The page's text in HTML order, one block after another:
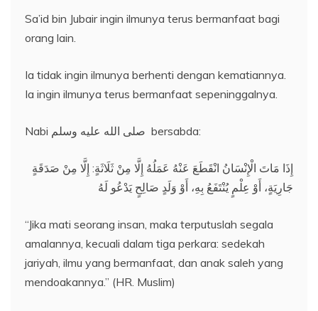
Sa’id bin Jubair ingin ilmunya terus bermanfaat bagi
orang lain.
Ia tidak ingin ilmunya berhenti dengan kematiannya.
Ia ingin ilmunya terus bermanfaat sepeninggalnya.
Nabi صلى الله عليه وسلم bersabda:
إِذَا مَاتَ الْإِنْسَانُ انْقَطَعَ عَنْهُ عَمَلُهُ إِلَّا مِنْ ثَلَاثَةٍ: إِلَّا مِنْ صَدَقَةٍ
جَارِيَةٍ، أَوْ عِلْمٍ يُنْتَفَعُ بِهِ، أَوْ وَلَدٍ صَالِحٍ يَدْعُو لَهُ
“Jika mati seorang insan, maka terputuslah segala
amalannya, kecuali dalam tiga perkara: sedekah
jariyah, ilmu yang bermanfaat, dan anak saleh yang
mendoakannya.” (HR. Muslim)